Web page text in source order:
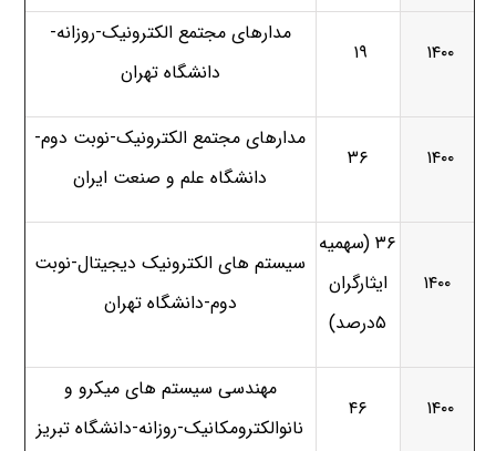
۱۴۰۰ ۱۹
مدارهای مجتمع الکترونیک-روزانه-
دانشگاه تهران
۱۴۰۰ ۳۶
مدارهای مجتمع الکترونیک-نوبت دوم-
دانشگاه علم و صنعت ایران
۱۴۰۰
۳۶ (سهمیه
ایثارگران
۵درصد)
سیستم های الکترونیک دیجیتال-نوبت
دوم-دانشگاه تهران
۱۴۰۰ ۴۶
مهندسی سیستم های میکرو و
نانوالکترومکانیک-روزانه-دانشگاه تبریز